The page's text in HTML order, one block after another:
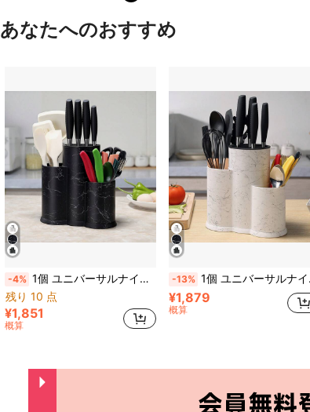
あなたへのおすすめ
-4% 1個 ユニバーサルナイフホルダー、3-in-1、キッチンツールラック、ナイフ収納ラック、空のナイフスロット、大型キッチンツール、ブラックブラシ仕上げ多機能キッチンツールラック ナイフ、箸など収納可能 - スペースを節約するキッチンガジェット
残り 10 点
¥1,851
概算
-13% 1個 ユニバーサルナイフホルダー、3-in-1、ナイフラック、ナイフ収納、空のナイフスロット、大型キッチンツール、ブラックブラシ仕上げ多機能キッチンツールラック、ナイフ、箸などに対応 - スペースを有効活用するキッチンガジェット
¥1,879
概算